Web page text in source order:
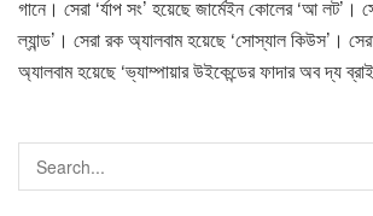
গানে। সেরা ‘র্যাপ সং’ হয়েছে জার্মেইন কোলের ‘আ লট’।
ল্যান্ড’। সেরা রক অ্যালবাম হয়েছে ‘সোস্যাল কিউস’।
অ্যালবাম হয়েছে ‘ভ্যাম্পায়ার উইকেন্ডের ফাদার অব দ্য